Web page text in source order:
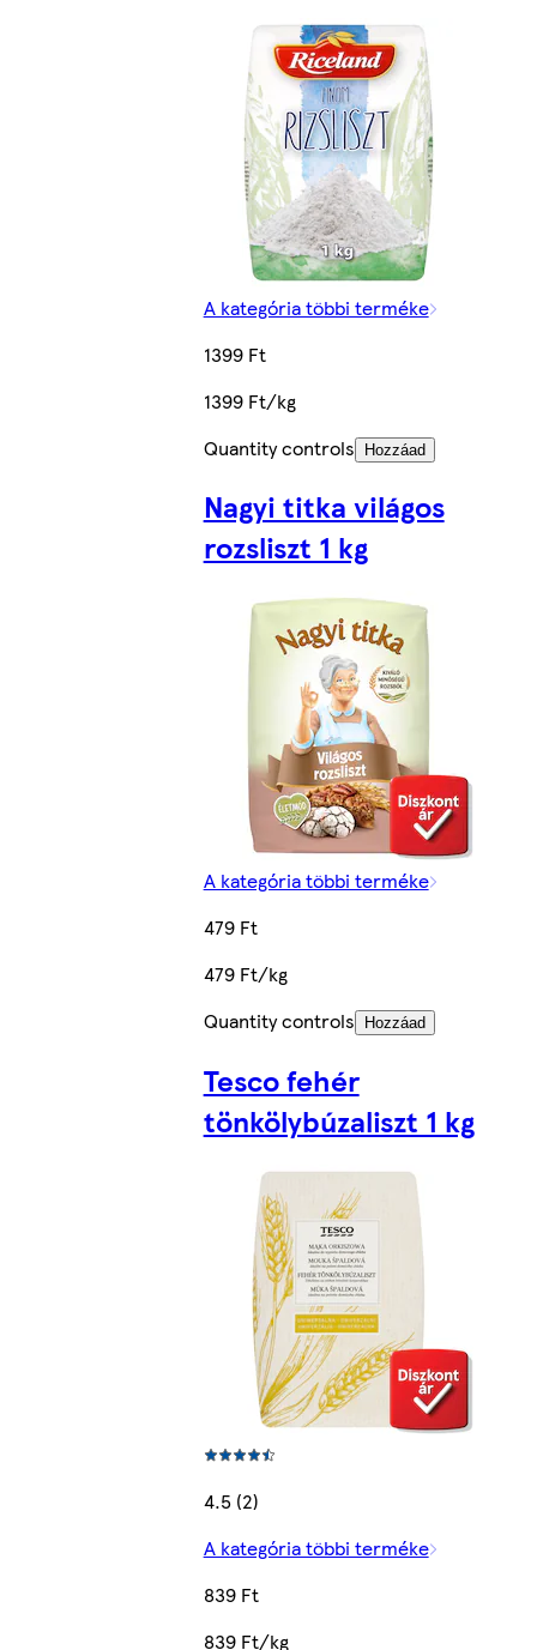
A kategória többi terméke
1399 Ft
1399 Ft/kg
Quantity controls
Hozzáad
Nagyi titka világos
rozsliszt 1 kg
A kategória többi terméke
479 Ft
479 Ft/kg
Quantity controls
Hozzáad
Tesco fehér
tönkölybúzaliszt 1 kg
4.5 (2)
A kategória többi terméke
839 Ft
839 Ft/kg